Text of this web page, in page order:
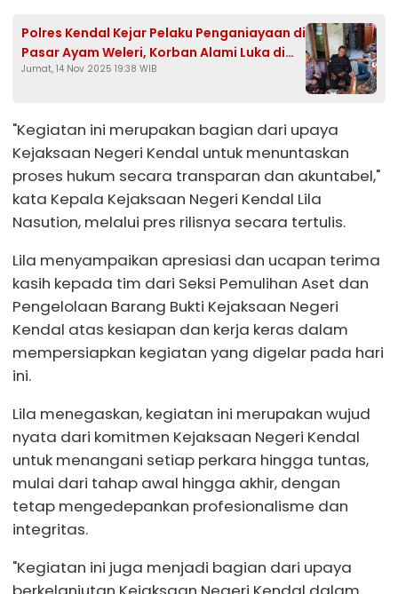
Polres Kendal Kejar Pelaku Penganiayaan di
Pasar Ayam Weleri, Korban Alami Luka di
Kepala
Jumat, 14 Nov 2025 19:38 WIB
"Kegiatan ini merupakan bagian dari upaya
Kejaksaan Negeri Kendal untuk menuntaskan
proses hukum secara transparan dan akuntabel,"
kata Kepala Kejaksaan Negeri Kendal Lila
Nasution, melalui pres rilisnya secara tertulis.
Lila menyampaikan apresiasi dan ucapan terima
kasih kepada tim dari Seksi Pemulihan Aset dan
Pengelolaan Barang Bukti Kejaksaan Negeri
Kendal atas kesiapan dan kerja keras dalam
mempersiapkan kegiatan yang digelar pada hari
ini.
Lila menegaskan, kegiatan ini merupakan wujud
nyata dari komitmen Kejaksaan Negeri Kendal
untuk menangani setiap perkara hingga tuntas,
mulai dari tahap awal hingga akhir, dengan
tetap mengedepankan profesionalisme dan
integritas.
"Kegiatan ini juga menjadi bagian dari upaya